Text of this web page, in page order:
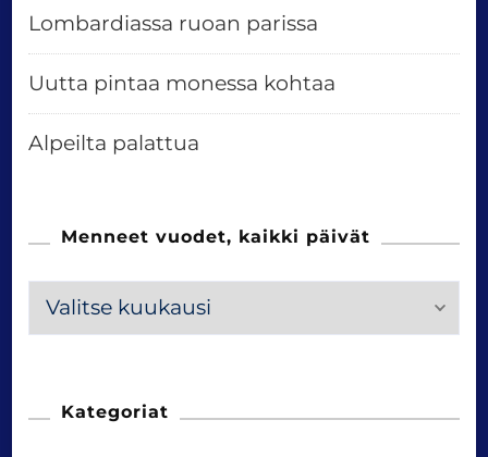
Lombardiassa ruoan parissa
Uutta pintaa monessa kohtaa
Alpeilta palattua
Menneet vuodet, kaikki päivät
M
e
Kategoriat